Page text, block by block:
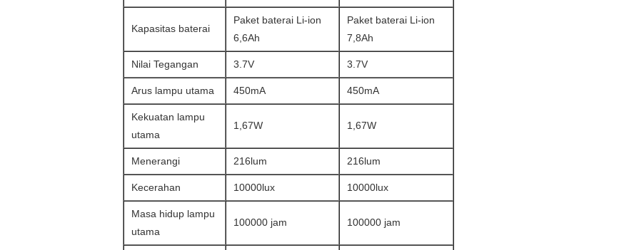
Kapasitas baterai
Paket baterai Li-ion
6,6Ah
Paket baterai Li-ion
7,8Ah
Nilai Tegangan 3.7V 3.7V
Arus lampu utama 450mA 450mA
Kekuatan lampu
utama
1,67W 1,67W
Menerangi 216lum 216lum
Kecerahan 10000lux 10000lux
Masa hidup lampu
utama
100000 jam 100000 jam